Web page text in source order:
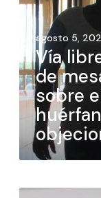
agosto 5,
Vía
de
sobre